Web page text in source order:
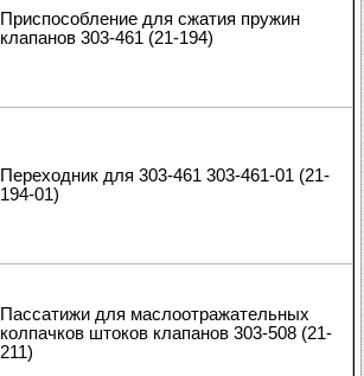
Приспособление для сжатия пружин
клапанов 303-461 (21-194)
Переходник для 303-461 303-461-01 (21-
194-01)
Пассатижи для маслоотражательных
колпачков штоков клапанов 303-508 (21-
211)